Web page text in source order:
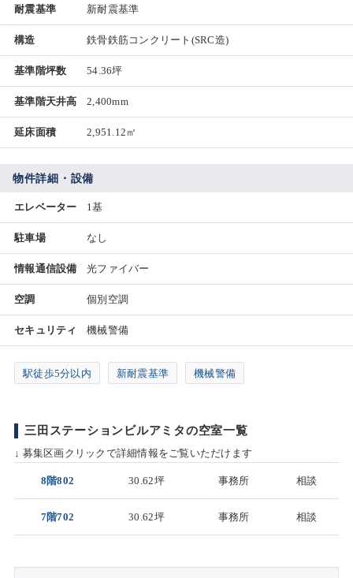
耐震基準 新耐震基準
構造 鉄骨鉄筋コンクリート(SRC造)
基準階坪数 54.36坪
基準階天井高 2,400mm
延床面積 2,951.12㎡
物件詳細・設備
エレベーター 1基
駐車場 なし
情報通信設備 光ファイバー
空調 個別空調
セキュリティ 機械警備
駅徒歩5分以内 新耐震基準 機械警備
三田ステーションビルアミタの空室一覧
↓ 募集区画クリックで詳細情報をご覧いただけます
8階802 30.62坪 事務所 相談
7階702 30.62坪 事務所 相談